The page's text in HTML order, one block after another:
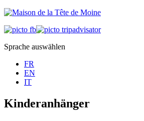
Sprache auswählen
FR
EN
IT
Kinderanhänger